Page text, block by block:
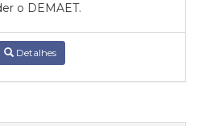
o DEMAET.
Detalhes